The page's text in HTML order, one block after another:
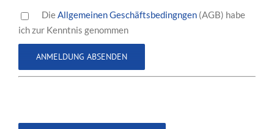
DieAllgemeinen Geschäftsbedingngen (AGB) habe
ich zur Kenntnis genommen